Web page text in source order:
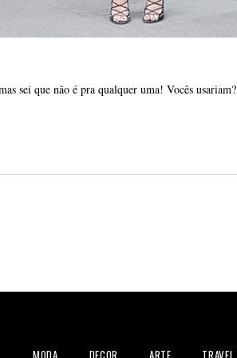
sei que não é pra qualquer uma! Vocês usariam?